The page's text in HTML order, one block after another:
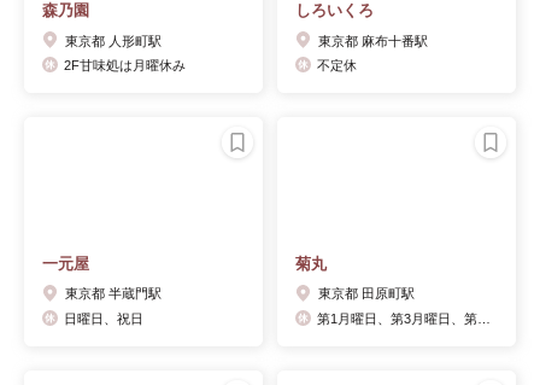
森乃園
東京都 人形町駅
2F甘味処は月曜休み
しろいくろ
東京都 麻布十番駅
不定休
一元屋
東京都 半蔵門駅
日曜日、祝日
菊丸
東京都 田原町駅